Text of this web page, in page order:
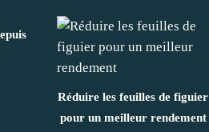
Réduire les feuilles de figuier
pour un meilleur rendement